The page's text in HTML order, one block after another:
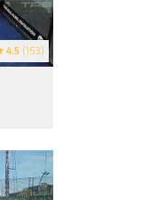
4.5 (153)